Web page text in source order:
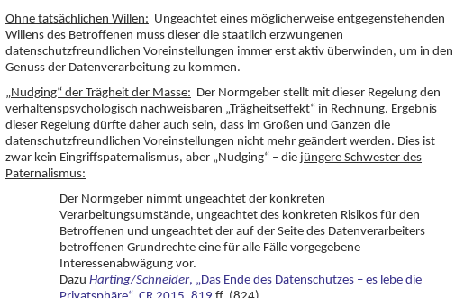
Ohne tatsächlichen Willen: Ungeachtet eines möglicherweise entgegenstehenden
Willens des Betroffenen muss dieser die staatlich erzwungenen
datenschutzfreundlichen Voreinstellungen immer erst aktiv überwinden, um in den
Genuss der Datenverarbeitung zu kommen.
„Nudging“ der Trägheit der Masse: Der Normgeber stellt mit dieser Regelung den
verhaltenspsychologisch nachweisbaren „Trägheitseffekt“ in Rechnung. Ergebnis
dieser Regelung dürfte daher auch sein, dass im Großen und Ganzen die
datenschutzfreundlichen Voreinstellungen nicht mehr geändert werden. Dies ist
zwar kein Eingriffspaternalismus, aber „Nudging“ – die jüngere Schwester des
Paternalismus:
Der Normgeber nimmt ungeachtet der konkreten
Verarbeitungsumstände, ungeachtet des konkreten Risikos für den
Betroffenen und ungeachtet der auf der Seite des Datenverarbeiters
betroffenen Grundrechte eine für alle Fälle vorgegebene
Interessenabwägung vor.
Dazu Härting/Schneider, „Das Ende des Datenschutzes – es lebe die